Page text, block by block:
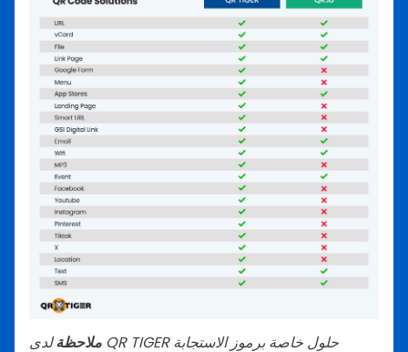
ملاحظةلدى QR TIGER حلول خاصة برموز الاستجابة